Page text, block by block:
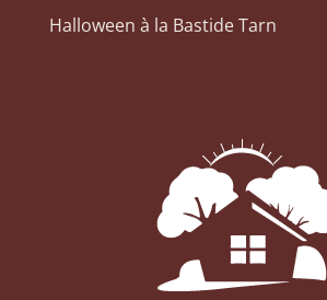
Halloween à la Bastide Tarn